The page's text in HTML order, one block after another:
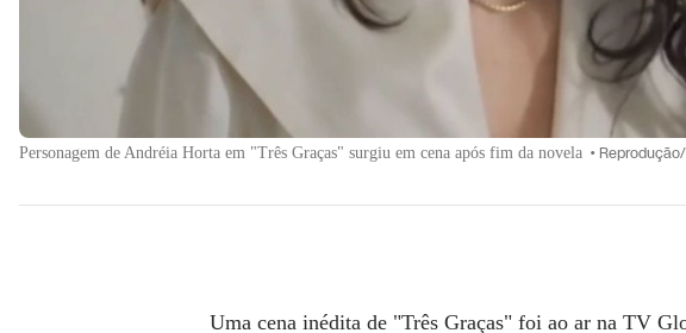
Personagem de Andréia Horta em "Três Graças" surgiu em cena após fim da novela •
Uma cena inédita de "Três Graças" foi ao ar na TV